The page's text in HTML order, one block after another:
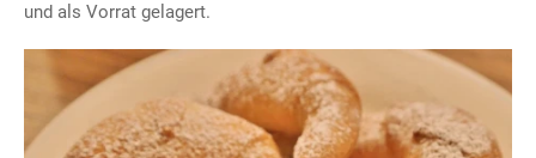
und als Vorrat gelagert.